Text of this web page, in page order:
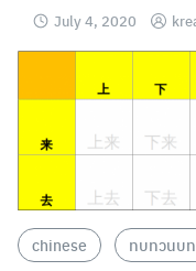
July 4, 2020
chinese ทบทวนบท